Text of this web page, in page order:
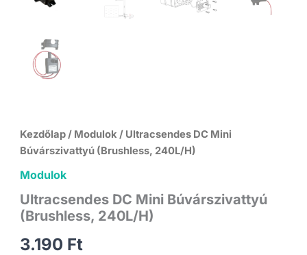
Kezdőlap/ Modulok / Ultracsendes DC Mini
Búvárszivattyú (Brushless, 240L/H)
Modulok
Ultracsendes DC Mini Búvárszivattyú
(Brushless, 240L/H)
3.190 Ft